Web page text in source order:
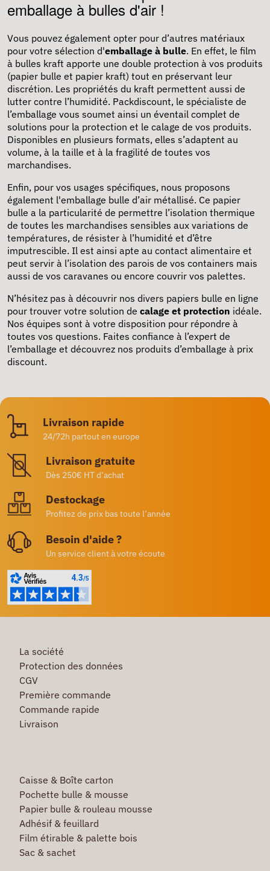
emballage à bulles d'air !
Vous pouvez également opter pour d’autres matériaux
pour votre sélection d'emballage à bulle. En effet, le film
à bulles kraft apporte une double protection à vos produits
(papier bulle et papier kraft) tout en préservant leur
discrétion. Les propriétés du kraft permettent aussi de
lutter contre l’humidité. Packdiscount, le spécialiste de
l’emballage vous soumet ainsi un éventail complet de
solutions pour la protection et le calage de vos produits.
Disponibles en plusieurs formats, elles s’adaptent au
volume, à la taille et à la fragilité de toutes vos
marchandises.
Enfin, pour vos usages spécifiques, nous proposons
également l'emballage bulle d’air métallisé. Ce papier
bulle a la particularité de permettre l’isolation thermique
de toutes les marchandises sensibles aux variations de
températures, de résister à l’humidité et d’être
imputrescible. Il est ainsi apte au contact alimentaire et
peut servir à l’isolation des parois de vos containers mais
aussi de vos caravanes ou encore couvrir vos palettes.
N’hésitez pas à découvrir nos divers papiers bulle en ligne
pour trouver votre solution de calage et protection idéale.
Nos équipes sont à votre disposition pour répondre à
toutes vos questions. Faites confiance à l’expert de
l’emballage et découvrez nos produits d’emballage à prix
discount.
Livraison rapide
24/72h partout en europe
Livraison gratuite
Dès 250€ HT d’achat
Destockage
Profitez de prix bas toute l’année
Besoin d'aide ?
Un service client à votre écoute
La société
Protection des données
CGV
Première commande
Commande rapide
Livraison
Caisse & Boîte carton
Pochette bulle & mousse
Papier bulle & rouleau mousse
Adhésif & feuillard
Film étirable & palette bois
Sac & sachet